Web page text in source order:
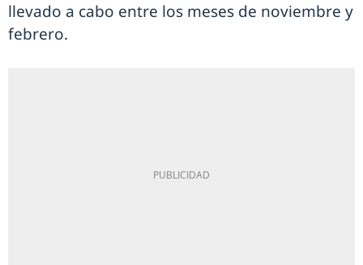
llevado a cabo entre los meses de noviembre y
febrero.